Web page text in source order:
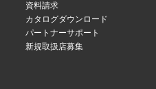
資料請求
カタログダウンロード
パートナーサポート
新規取扱店募集